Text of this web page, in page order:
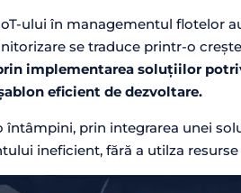
ului în managementul flotelor
se traduce printr-o
implementarea soluțiilor
eficient de dezvoltare.
întâmpini, prin integrarea unei
ineficient, fără a utilza